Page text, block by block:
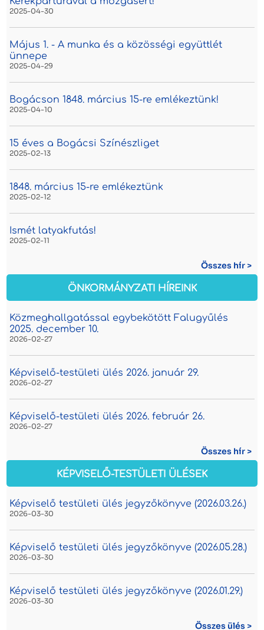
2025-04-30
Május 1. - A munka és a közösségi együttlét
ünnepe
2025-04-29
Bogácson 1848. március 15-re emlékeztünk!
2025-04-10
15 éves a Bogácsi Színészliget
2025-02-13
1848. március 15-re emlékeztünk
2025-02-12
Ismét latyakfutás!
2025-02-11
Összes hír >
ÖNKORMÁNYZATI HÍREINK
Közmeghallgatással egybekötött Falugyűlés
2025. december 10.
2026-02-27
Képviselő-testületi ülés 2026. január 29.
2026-02-27
Képviselő-testületi ülés 2026. február 26.
2026-02-27
Összes hír >
KÉPVISELŐ-TESTÜLETI ÜLÉSEK
Képviselő testületi ülés jegyzőkönyve (2026.03.26.)
2026-03-30
Képviselő testületi ülés jegyzőkönyve (2026.05.28.)
2026-03-30
Képviselő testületi ülés jegyzőkönyve (2026.01.29.)
2026-03-30
Összes ülés >